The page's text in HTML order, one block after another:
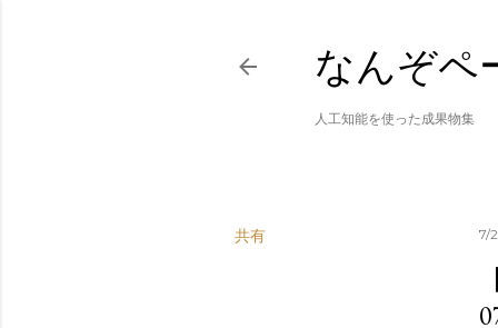
なんぞペ
人工知能を使った成果物集
共有 7/